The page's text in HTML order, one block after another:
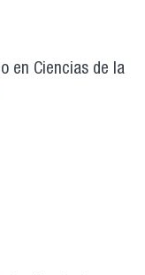
en Ciencias de la